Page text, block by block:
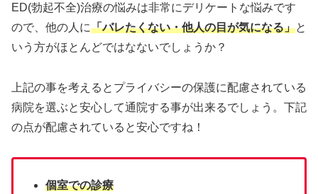
ED(勃起不全)治療の悩みは非常にデリケートな悩みです
ので、他の人に「バレたくない・他人の目が気になる」と
いう方がほとんどではなないでしょうか？
上記の事を考えるとプライバシーの保護に配慮されている
病院を選ぶと安心して通院する事が出来るでしょう。下記
の点が配慮されていると安心ですね！
個室での診療